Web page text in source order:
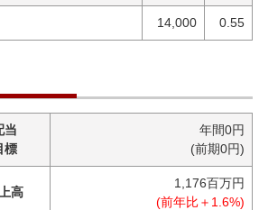
14,000 0.55
当
標
年間0円
(前期0円)
高
1,176百万円
(前年比＋1.6%)